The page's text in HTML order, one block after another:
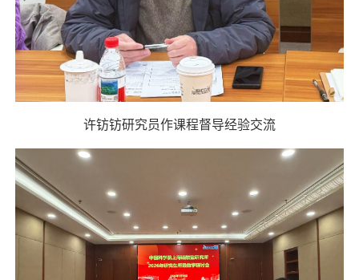
许钫钫研究员作课程督导经验交流